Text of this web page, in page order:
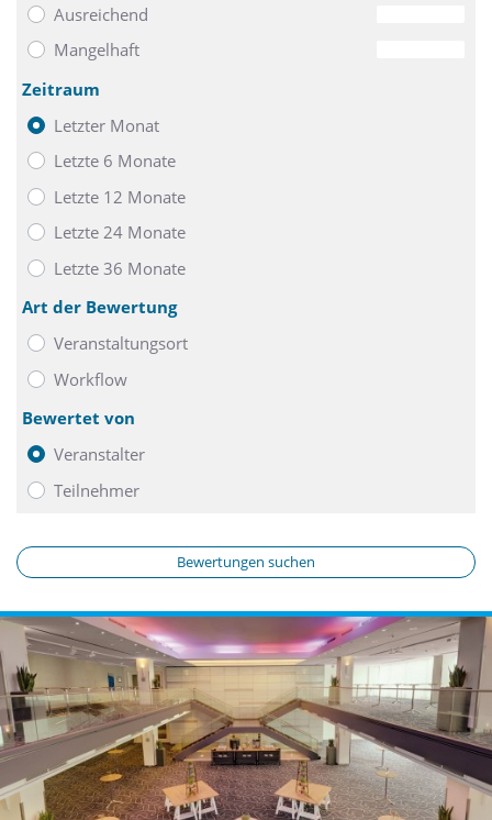
Ausreichend
Mangelhaft
Zeitraum
Letzter Monat
Letzte 6 Monate
Letzte 12 Monate
Letzte 24 Monate
Letzte 36 Monate
Art der Bewertung
Veranstaltungsort
Workflow
Bewertet von
Veranstalter
Teilnehmer
Bewertungen suchen